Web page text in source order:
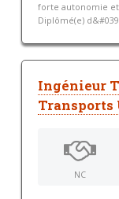
forte autonomie
Diplômé(e)
Ingénieur
Transports
NC